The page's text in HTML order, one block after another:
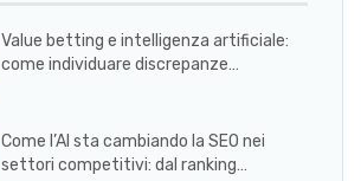
Value betting e intelligenza artificiale:
come individuare discrepanze…
Come l’AI sta cambiando la SEO nei
settori competitivi: dal ranking…